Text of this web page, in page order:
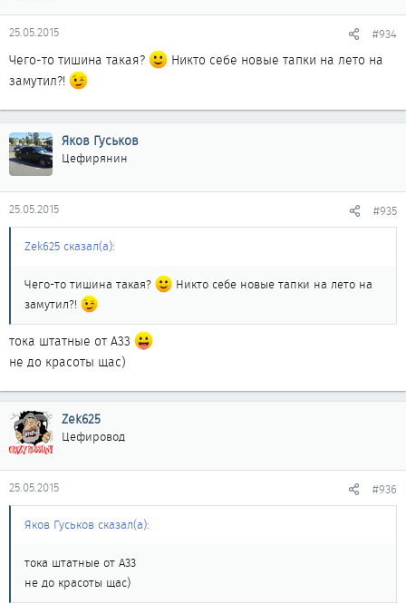
25.05.2015 #934
Чего-то тишина такая?
Никто себе новые тапки на лето на
замутил?!
Яков Гуськов
Цефирянин
25.05.2015 #935
Zek625 сказал(а):
Чего-то тишина такая?
Никто себе новые тапки на лето на
замутил?!
тока штатные от А33
не до красоты щас)
Zek625
Цефировод
25.05.2015 #936
Яков Гуськов сказал(а):
тока штатные от А33
не до красоты щас)